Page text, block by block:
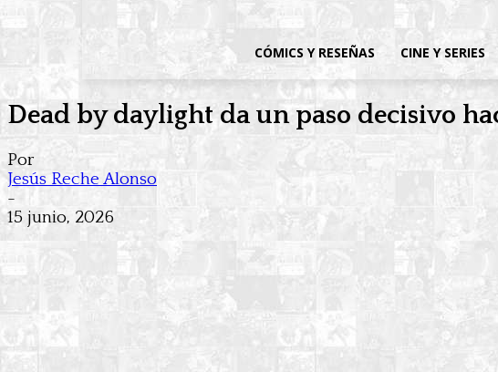
CÓMICS Y RESEÑAS CINE Y SERIES
Dead by daylight da un paso decisivo
Por
Jesús Reche Alonso
-
15 junio, 2026